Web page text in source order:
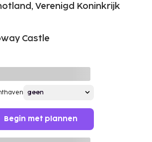
Verenigd Koninkrijk
Castle
Begin met plannen